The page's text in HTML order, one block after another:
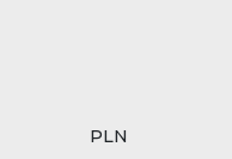
PLN